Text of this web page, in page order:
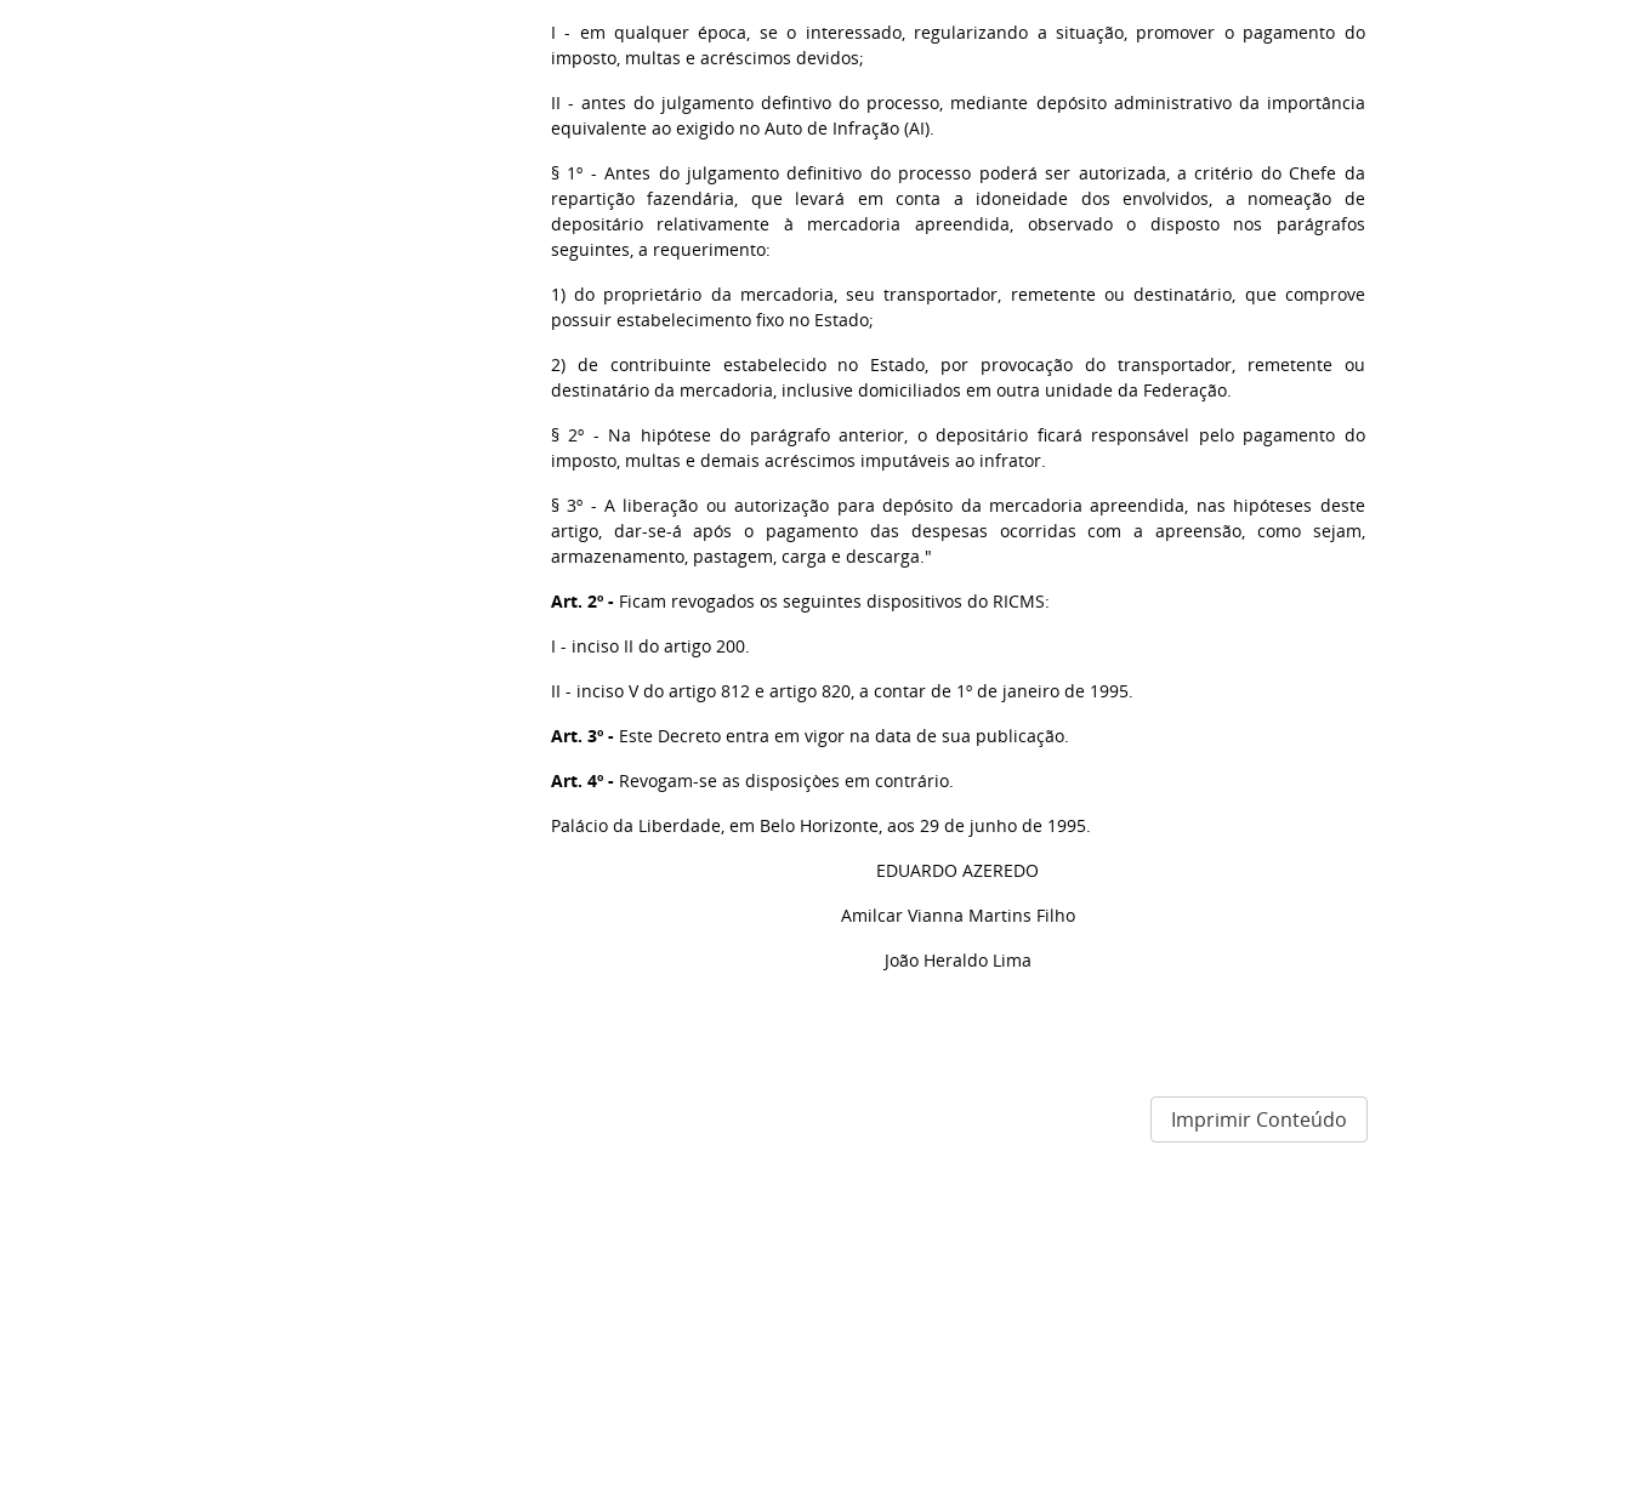
I - em qualquer época, se o interessado, regularizando a situação, promover o pagamento do
imposto, multas e acréscimos devidos;
II - antes do julgamento defintivo do processo, mediante depósito administrativo da importância
equivalente ao exigido no Auto de Infração (AI).
§ 1º - Antes do julgamento definitivo do processo poderá ser autorizada, a critério do Chefe da
repartição fazendária, que levará em conta a idoneidade dos envolvidos, a nomeação de
depositário relativamente à mercadoria apreendida, observado o disposto nos parágrafos
seguintes, a requerimento:
1) do proprietário da mercadoria, seu transportador, remetente ou destinatário, que comprove
possuir estabelecimento fixo no Estado;
2) de contribuinte estabelecido no Estado, por provocação do transportador, remetente ou
destinatário da mercadoria, inclusive domiciliados em outra unidade da Federação.
§ 2º - Na hipótese do parágrafo anterior, o depositário ficará responsável pelo pagamento do
imposto, multas e demais acréscimos imputáveis ao infrator.
§ 3º - A liberação ou autorização para depósito da mercadoria apreendida, nas hipóteses deste
artigo, dar-se-á após o pagamento das despesas ocorridas com a apreensão, como sejam,
armazenamento, pastagem, carga e descarga."
Art. 2º -Ficam revogados os seguintes dispositivos do RICMS:
I - inciso II do artigo 200.
II - inciso V do artigo 812 e artigo 820, a contar de 1º de janeiro de 1995.
Art. 3º -Este Decreto entra em vigor na data de sua publicação.
Art. 4º -Revogam-se as disposiçòes em contrário.
Palácio da Liberdade, em Belo Horizonte, aos 29 de junho de 1995.
EDUARDO AZEREDO
Amilcar Vianna Martins Filho
João Heraldo Lima
Imprimir Conteúdo